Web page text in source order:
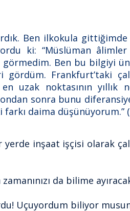
Ben ilkokula
ki: “Müslüman âlimler
Ben bu bilgiyi
Frankfurt’taki
uzak noktasının yıllık
sonra bunu
daima düşünüyorum.”
inşaat işçisi olarak
da bilime
Uçuyordum biliyor